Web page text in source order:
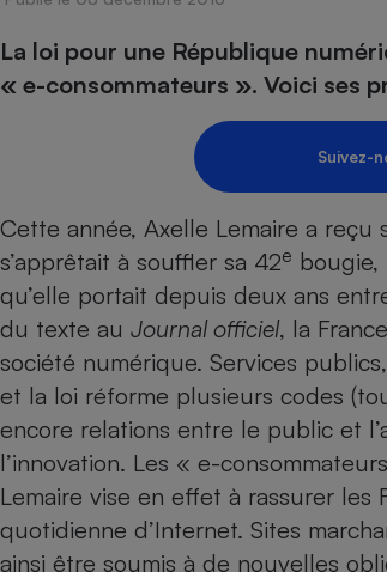
La loi pour une République
« e-consommateurs ». Voici ses
Suivez-
Cette année, Axelle Lemaire a reçu
s’apprêtait à souffler sa 42e bougie,
qu’elle portait depuis deux ans
du texte au Journal officiel, la
société numérique. Services
et la loi réforme plusieurs codes
encore relations entre le public et
l’innovation. Les « e-
Lemaire vise en effet à rassurer
quotidienne d’Internet. Sites
ainsi être soumis à de nouvelles
Pièce
Choisir son fioul
Choisir son pellet
Comparateur assurance
Tous les comparateurs
Toutes les cartes interactives
Speedtest - Testez
connexion Internet
nous ?